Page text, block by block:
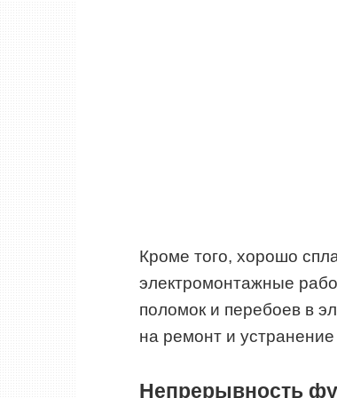
Кроме того, хорошо
электромонтажные
поломок и перебоев в
на ремонт и
Непрерывность